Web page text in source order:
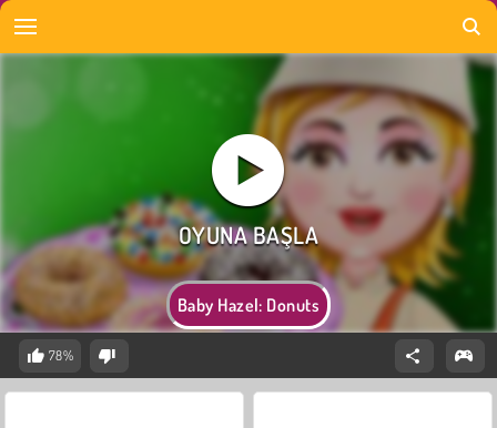
Baby Hazel: Donuts
78%